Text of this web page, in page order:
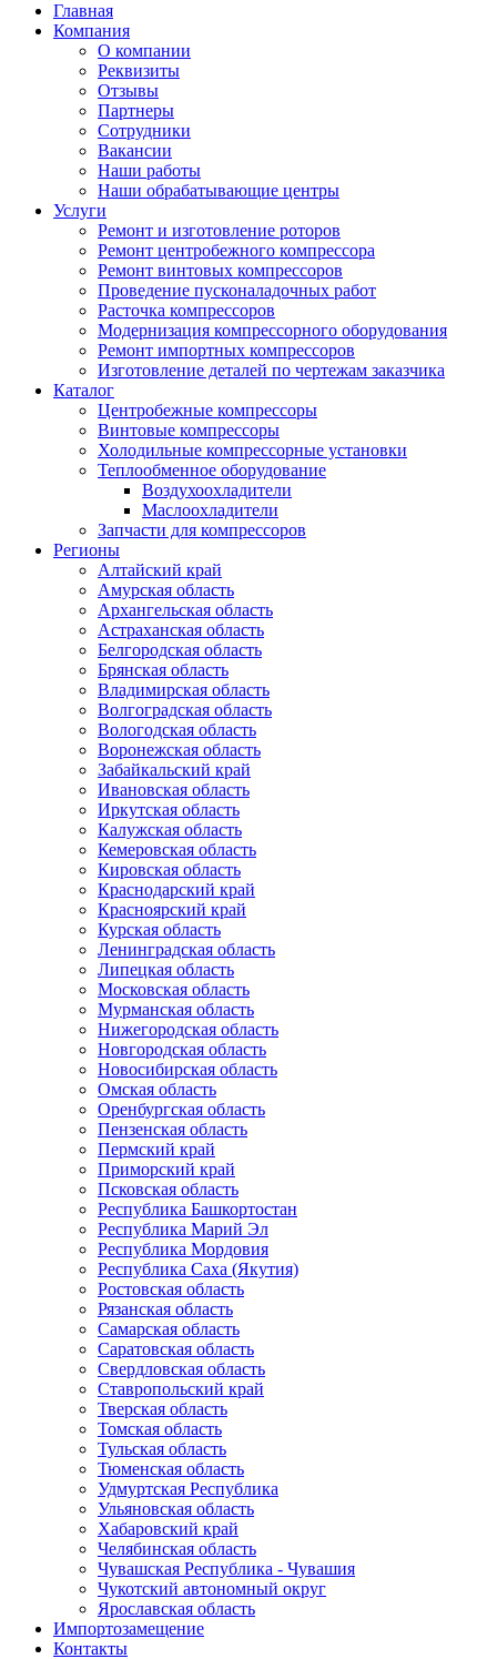
Главная
Компания
О компании
Реквизиты
Отзывы
Партнеры
Сотрудники
Вакансии
Наши работы
Наши обрабатывающие центры
Услуги
Ремонт и изготовление роторов
Ремонт центробежного компрессора
Ремонт винтовых компрессоров
Проведение пусконаладочных работ
Расточка компрессоров
Модернизация компрессорного оборудования
Ремонт импортных компрессоров
Изготовление деталей по чертежам заказчика
Каталог
Центробежные компрессоры
Винтовые компрессоры
Холодильные компрессорные установки
Теплообменное оборудование
Воздухоохладители
Маслоохладители
Запчасти для компрессоров
Регионы
Алтайский край
Амурская область
Архангельская область
Астраханская область
Белгородская область
Брянская область
Владимирская область
Волгоградская область
Вологодская область
Воронежская область
Забайкальский край
Ивановская область
Иркутская область
Калужская область
Кемеровская область
Кировская область
Краснодарский край
Красноярский край
Курская область
Ленинградская область
Липецкая область
Московская область
Мурманская область
Нижегородская область
Новгородская область
Новосибирская область
Омская область
Оренбургская область
Пензенская область
Пермский край
Приморский край
Псковская область
Республика Башкортостан
Республика Марий Эл
Республика Мордовия
Республика Саха (Якутия)
Ростовская область
Рязанская область
Самарская область
Саратовская область
Свердловская область
Ставропольский край
Тверская область
Томская область
Тульская область
Тюменская область
Удмуртская Республика
Ульяновская область
Хабаровский край
Челябинская область
Чувашская Республика - Чувашия
Чукотский автономный округ
Ярославская область
Импортозамещение
Контакты